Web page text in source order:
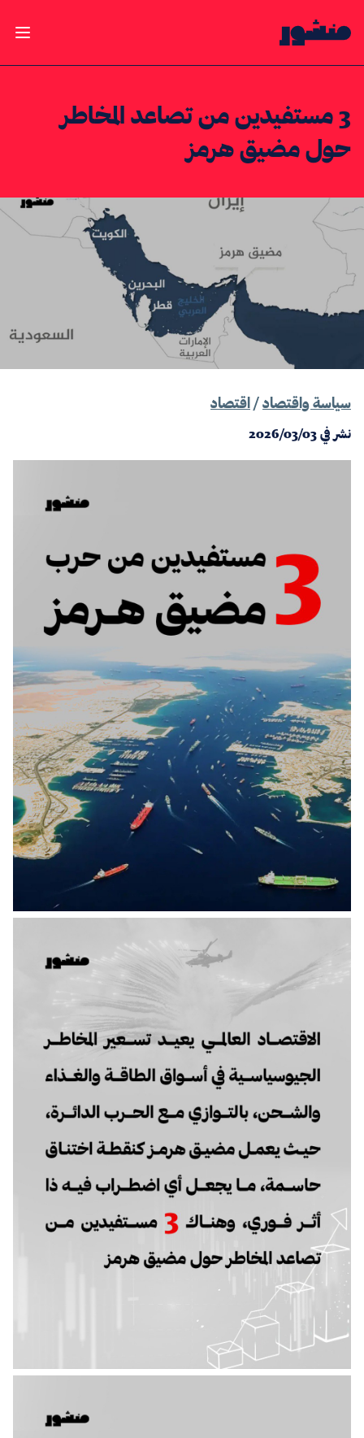
الصفحة الرئيسية
فتح
3 مستفيدين من تصاعد المخاطر
حول مضيق هرمز
سياسة واقتصاد/ اقتصاد
نشر في2026/03/03